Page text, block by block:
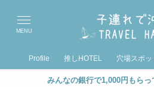
MENU
Profile 推しHOTEL 穴場スポッ
みんなの銀行で1,000円もら